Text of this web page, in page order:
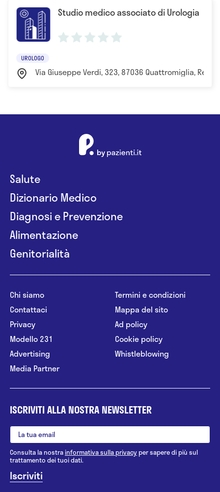
Studio medico associato di Urologia
UROLOGO
Via Giuseppe Verdi, 323, 87036 Quattromiglia,
Salute
Dizionario Medico
Diagnosi e Prevenzione
Alimentazione
Genitorialità
Chi siamo
Contattaci
Privacy
Modello 231
Advertising
Media Partner
Termini e condizioni
Mappa del sito
Ad policy
Cookie policy
Whistleblowing
ISCRIVITI ALLA NOSTRA NEWSLETTER
Consulta la nostrainformativa sulla privacy per sapere di più sul
trattamento dei tuoi dati.